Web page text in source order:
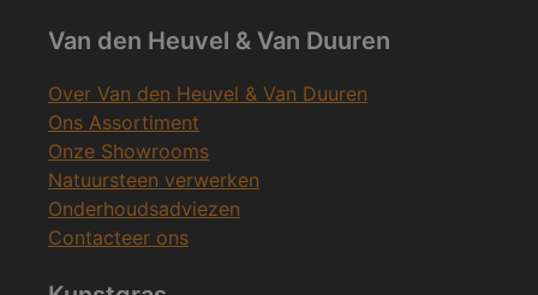
Van den Heuvel & Van Duuren
Over Van den Heuvel & Van Duuren
Ons Assortiment
Onze Showrooms
Natuursteen verwerken
Onderhoudsadviezen
Contacteer ons